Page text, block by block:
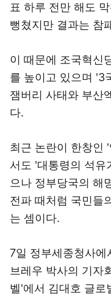
표 하루 전만 해도
뻥쳤지만 결과는 참
이 때문에 조국혁신
를 높이고 있으며 '3
잼버리 사태와 부산
다.
최근 논란이 한창인
서도 '대통령의 석유
으나 정부당국의 해
전파 때처럼 국민들
는 셈이다.
7일 정부세종청사
브레우 박사의 기자
벨'에서 김대호 글로